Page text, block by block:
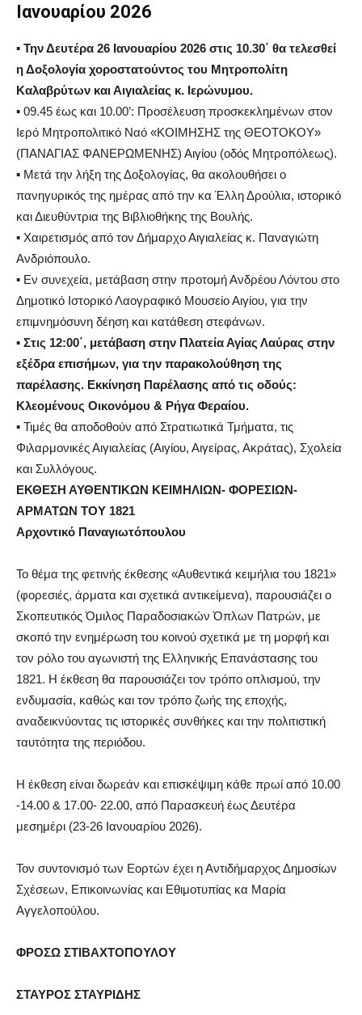
Ιανουαρίου 2026
▪ Την Δευτέρα 26 Ιανουαρίου 2026 στις 10.30΄ θα τελεσθεί
η Δοξολογία χοροστατούντος του Μητροπολίτη
Καλαβρύτων και Αιγιαλείας κ. Ιερώνυμου.
▪ 09.45 έως και 10.00’: Προσέλευση προσκεκλημένων στον
Ιερό Μητροπολιτικό Ναό «ΚΟΙΜΗΣΗΣ της ΘΕΟΤΟΚΟΥ»
(ΠΑΝΑΓΙΑΣ ΦΑΝΕΡΩΜΕΝΗΣ) Αιγίου (οδός Μητροπόλεως).
▪ Μετά την λήξη της Δοξολογίας, θα ακολουθήσει ο
πανηγυρικός της ημέρας από την κα Έλλη Δρούλια, ιστορικό
και Διευθύντρια της Βιβλιοθήκης της Βουλής.
▪ Χαιρετισμός από τον Δήμαρχο Αιγιαλείας κ. Παναγιώτη
Ανδριόπουλο.
▪ Εν συνεχεία, μετάβαση στην προτομή Ανδρέου Λόντου στο
Δημοτικό Ιστορικό Λαογραφικό Μουσείο Αιγίου, για την
επιμνημόσυνη δέηση και κατάθεση στεφάνων.
▪ Στις 12:00΄, μετάβαση στην Πλατεία Αγίας Λαύρας στην
εξέδρα επισήμων, για την παρακολούθηση της
παρέλασης. Εκκίνηση Παρέλασης από τις οδούς:
Κλεομένους Οικονόμου & Ρήγα Φεραίου.
▪ Τιμές θα αποδοθούν από Στρατιωτικά Τμήματα, τις
Φιλαρμονικές Αιγιαλείας (Αιγίου, Αιγείρας, Ακράτας), Σχολεία
και Συλλόγους.
EΚΘΕΣΗ ΑΥΘΕΝΤΙΚΩΝ ΚΕΙΜΗΛΙΩΝ- ΦΟΡΕΣΙΩΝ-
ΑΡΜΑΤΩΝ ΤΟΥ 1821
Αρχοντικό Παναγιωτόπουλου
Το θέμα της φετινής έκθεσης «Αυθεντικά κειμήλια του 1821»
(φορεσιές, άρματα και σχετικά αντικείμενα), παρουσιάζει ο
Σκοπευτικός Όμιλος Παραδοσιακών Όπλων Πατρών, με
σκοπό την ενημέρωση του κοινού σχετικά με τη μορφή και
τον ρόλο του αγωνιστή της Ελληνικής Επανάστασης του
1821. Η έκθεση θα παρουσιάζει τον τρόπο οπλισμού, την
ενδυμασία, καθώς και τον τρόπο ζωής της εποχής,
αναδεικνύοντας τις ιστορικές συνθήκες και την πολιτιστική
ταυτότητα της περιόδου.
Η έκθεση είναι δωρεάν και επισκέψιμη κάθε πρωί από 10.00
-14.00 & 17.00- 22.00, από Παρασκευή έως Δευτέρα
μεσημέρι (23-26 Ιανουαρίου 2026).
Τον συντονισμό των Εορτών έχει η Αντιδήμαρχος Δημοσίων
Σχέσεων, Επικοινωνίας και Εθιμοτυπίας κα Μαρία
Αγγελοπούλου.
ΦΡΟΣΩ ΣΤΙΒΑΧΤΟΠΟΥΛΟΥ
ΣΤΑΥΡΟΣ ΣΤΑΥΡΙΔΗΣ